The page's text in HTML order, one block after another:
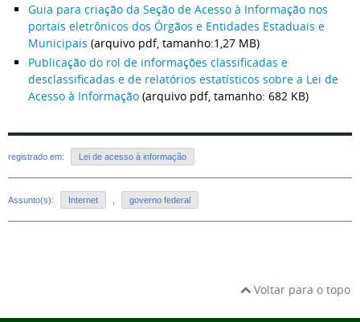
Guia para criação da Seção de Acesso à Informação nos
portais eletrônicos dos Órgãos e Entidades Estaduais e
Municipais (arquivo pdf, tamanho:1,27 MB)
Publicação do rol de informações classificadas e
desclassificadas e de relatórios estatísticos sobre a Lei de
Acesso à Informação (arquivo pdf, tamanho: 682 KB)
registrado em: Lei de acesso à informação
Assunto(s): Internet governo federal
Voltar para o topo